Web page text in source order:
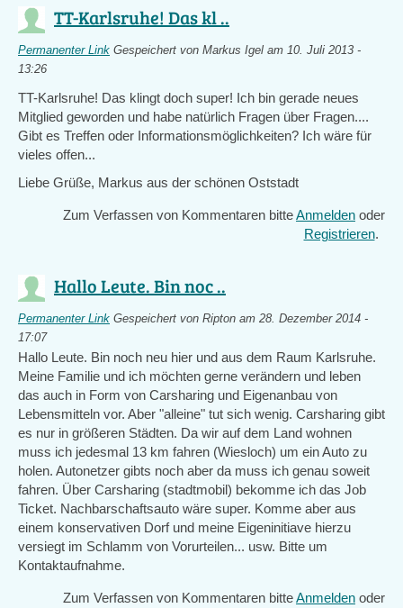
TT-Karlsruhe! Das kl ..
Permanenter Link Gespeichert von Markus Igel am 10. Juli 2013 -
13:26
TT-Karlsruhe! Das klingt doch super! Ich bin gerade neues
Mitglied geworden und habe natürlich Fragen über Fragen....
Gibt es Treffen oder Informationsmöglichkeiten? Ich wäre für
vieles offen...
Liebe Grüße, Markus aus der schönen Oststadt
Zum Verfassen von Kommentaren bitteAnmelden oder
Registrieren.
Hallo Leute. Bin noc ..
Permanenter Link Gespeichert von Ripton am 28. Dezember 2014 -
17:07
Hallo Leute. Bin noch neu hier und aus dem Raum Karlsruhe.
Meine Familie und ich möchten gerne verändern und leben
das auch in Form von Carsharing und Eigenanbau von
Lebensmitteln vor. Aber "alleine" tut sich wenig. Carsharing gibt
es nur in größeren Städten. Da wir auf dem Land wohnen
muss ich jedesmal 13 km fahren (Wiesloch) um ein Auto zu
holen. Autonetzer gibts noch aber da muss ich genau soweit
fahren. Über Carsharing (stadtmobil) bekomme ich das Job
Ticket. Nachbarschaftsauto wäre super. Komme aber aus
einem konservativen Dorf und meine Eigeninitiave hierzu
versiegt im Schlamm von Vorurteilen... usw. Bitte um
Kontaktaufnahme.
Zum Verfassen von Kommentaren bitteAnmelden oder